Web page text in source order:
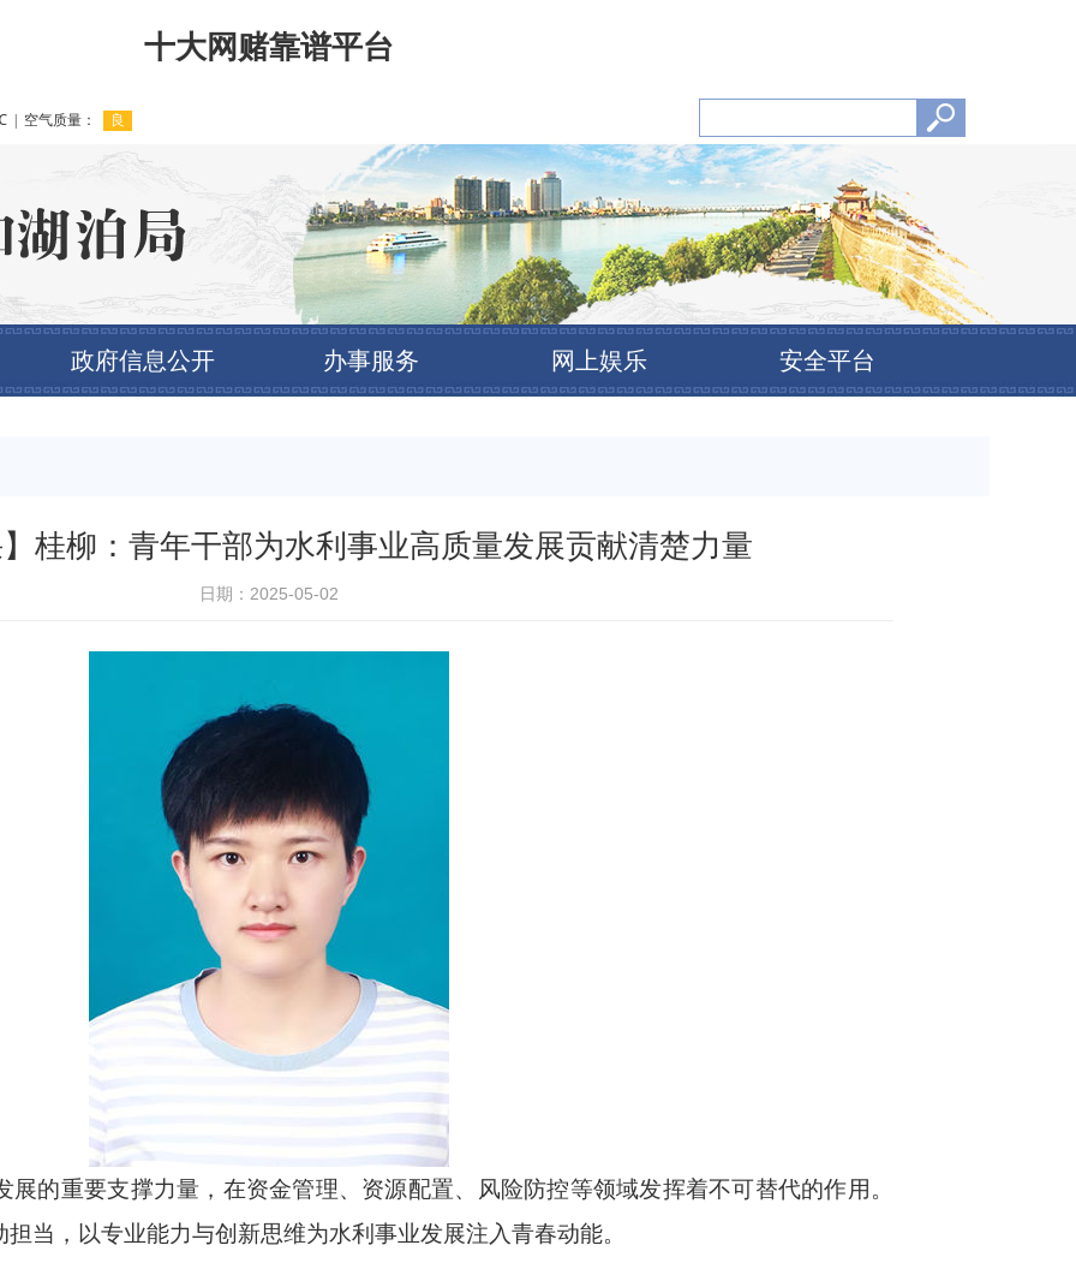
十大网赌靠谱平台
政府信息公开 办事服务 网上娱乐 安全平台
】桂柳：青年干部为水利事业高质量发展贡献清楚力量
日期：2025-05-02
的重要支撑力量，在资金管理、资源配置、风险防控等领域发挥着不可替代的作用。
当，以专业能力与创新思维为水利事业发展注入青春动能。